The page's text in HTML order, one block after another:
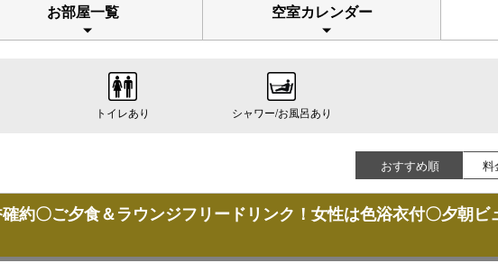
お部屋一覧 空室カレンダー
トイレあり シャワー/お風呂あり
おすすめ順 料
約〇ご夕食＆ラウンジフリードリンク！女性は色浴衣付〇夕朝ビ